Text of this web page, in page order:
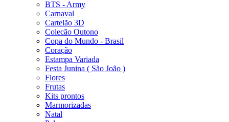
BTS - Army
Carnaval
Cartelão 3D
Colecão Outono
Copa do Mundo - Brasil
Coração
Estampa Variada
Festa Junina ( São João )
Flores
Frutas
Kits prontos
Marmorizadas
Natal